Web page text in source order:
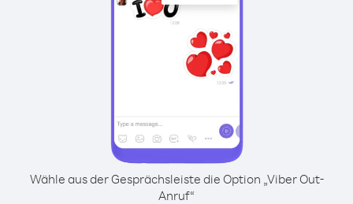
Wähle aus der Gesprächsleiste die Option „Viber Out-
Anruf“